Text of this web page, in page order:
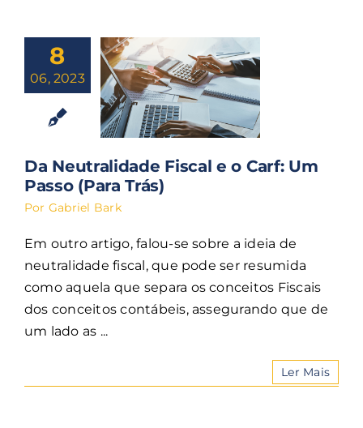
8
06, 2023
Da Neutralidade Fiscal e o Carf: Um
Passo (Para Trás)
Por Gabriel Bark
Em outro artigo, falou-se sobre a ideia de
neutralidade fiscal, que pode ser resumida
como aquela que separa os conceitos Fiscais
dos conceitos contábeis, assegurando que de
um lado as ...
Ler Mais